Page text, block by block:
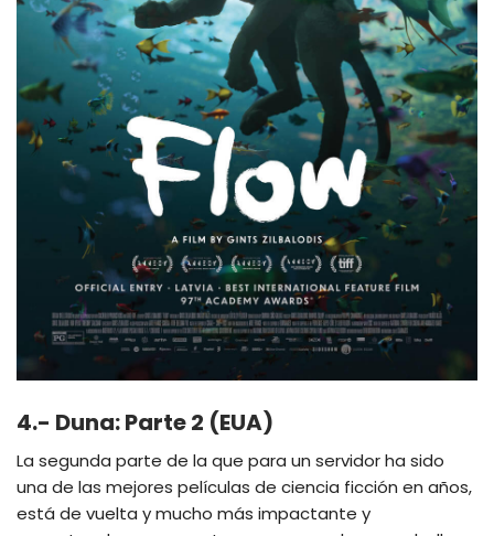
4.- Duna: Parte 2 (EUA)
La segunda parte de la que para un servidor ha sido
una de las mejores películas de ciencia ficción en años,
está de vuelta y mucho más impactante y